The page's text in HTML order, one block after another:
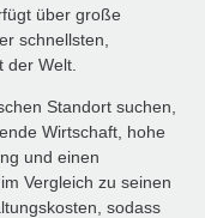
über große
schnellsten,
Welt.
Standort suchen,
Wirtschaft, hohe
und einen
Vergleich zu seinen
sodass